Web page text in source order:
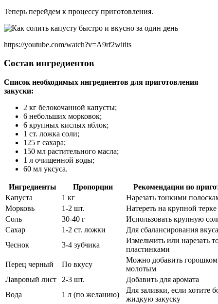
Теперь перейдем к процессу приготовления.
https://youtube.com/watch?v=A9rf2witits
Состав ингредиентов
Список необходимых ингредиентов для приготовления
закуски:
2 кг белокочанной капусты;
6 небольших морковок;
6 крупных кислых яблок;
1 ст. ложка соли;
125 г сахара;
150 мл растительного масла;
1 л очищенной воды;
60 мл уксуса.
Ингредиенты Пропорции
Рекомендации по
Капуста
1 кг
Нарезать тонкими
Морковь
1-2 шт.
Натереть на крупной терке
Соль
30-40 г
Использовать крупную
Сахар
1-2 ст. ложки
Для сбалансирования вкуса
Чеснок
3-4 зубчика
Измельчить или нарезать
пластинками
Перец черный
По вкусу
Можно добавить
молотым
Лавровый лист
2-3 шт.
Добавить для аромата
Вода
1 л (по желанию)
Для заливки, если хотите
жидкую закуску